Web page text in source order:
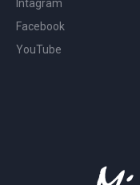
Intagram
Facebook
YouTube